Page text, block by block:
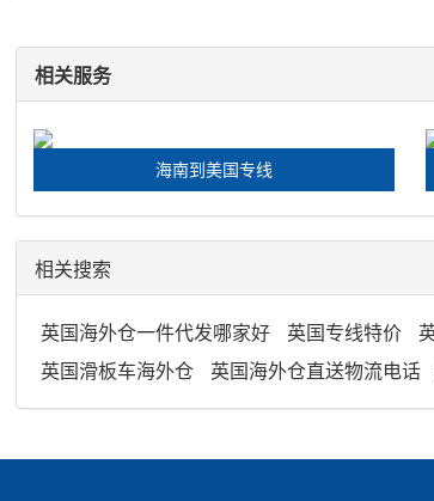
相关服务
海南到美国专线
相关搜索
英国海外仓一件代发哪家好 英国专线特价
英国滑板车海外仓
英国海外仓直送物流电话